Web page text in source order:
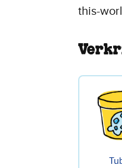
this-